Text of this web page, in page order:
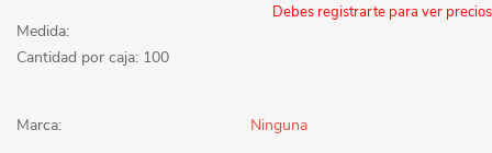
Debes registrarte para ver precios
Medida:
Cantidad por caja: 100
Marca: Ninguna